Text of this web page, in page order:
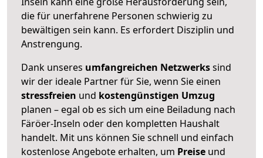
die für unerfahrene Personen schwierig zu
bewältigen sein kann. Es erfordert Disziplin und
Anstrengung.
Dank unseres umfangreichen Netzwerkssind
wir der ideale Partner für Sie, wenn Sie einen
stressfreien und kostengünstigen Umzug
planen – egal ob es sich um eine Beiladung nach
Färöer-Inseln oder den kompletten Haushalt
handelt. Mit uns können Sie schnell und einfach
kostenlose Angebote erhalten, um Preise und